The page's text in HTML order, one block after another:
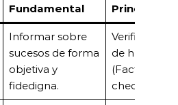
Fundamental
Principal
Informar sobre
sucesos de forma
objetiva y
fidedigna.
Verificación
de hechos
(Fact-
checking).